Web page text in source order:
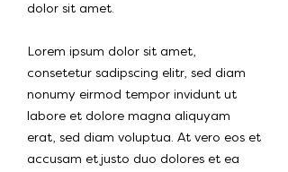
dolor sit amet.
Lorem ipsum dolor sit amet,
consetetur sadipscing elitr, sed diam
nonumy eirmod tempor invidunt ut
labore et dolore magna aliquyam
erat, sed diam voluptua. At vero eos et
accusam et justo duo dolores et ea